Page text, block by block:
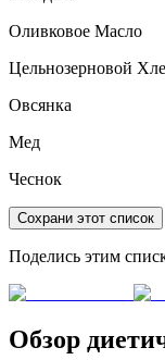
Оливковое Масло
Цельнозерновой
Овсянка
Мед
Чеснок
Сохрани этот список
Поделись этим
Обзор